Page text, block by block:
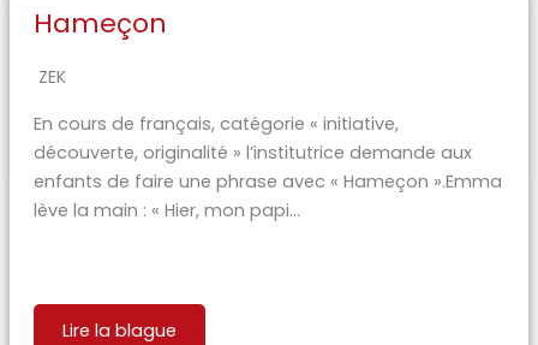
Hameçon
ZEK
En cours de français, catégorie « initiative,
découverte, originalité » l’institutrice demande aux
enfants de faire une phrase avec « Hameçon ».Emma
lève la main : « Hier, mon papi...
Lire la blague